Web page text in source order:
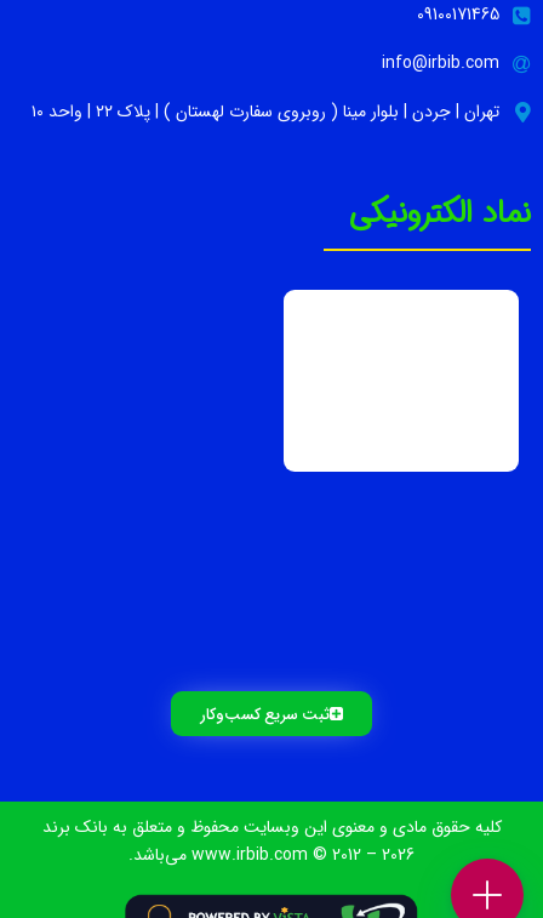
09100171465
info@irbib.com
تهران | جردن | بلوار مینا ( روبروی سفارت لهستان ) | پلاک ۲۲ | واحد ۱۰
نماد الکترونیکی
ثبت سریع کسب‌و‌کار
کلیه حقوق مادی و معنوی این وبسایت محفوظ و متعلق به بانک برند
www.irbib.com © 2012 – 2026 می‌باشد.